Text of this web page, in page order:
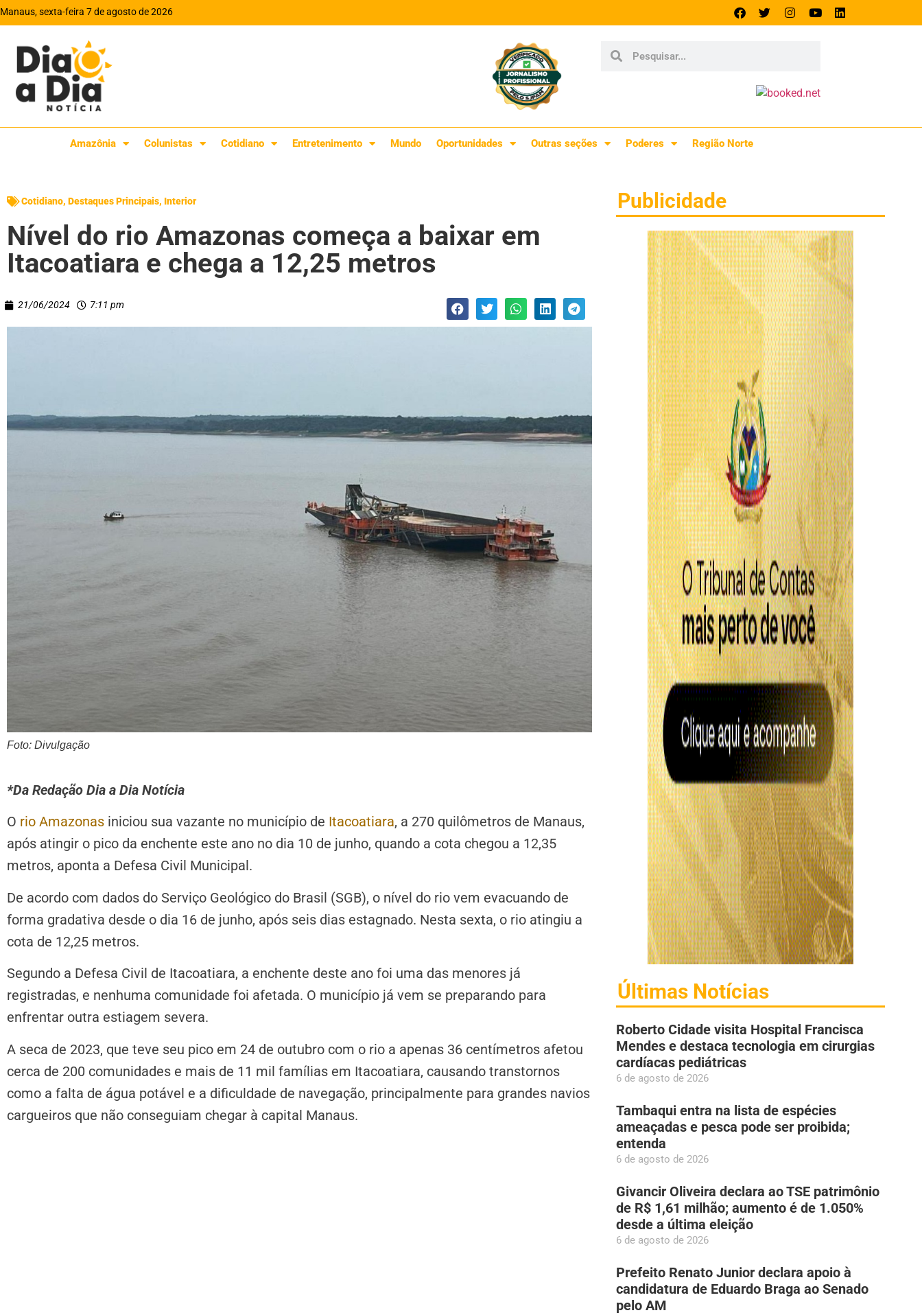
Manaus, sexta-feira 7 de agosto de 2026
Amazônia Colunistas Cotidiano Entretenimento Mundo Oportunidades Outras seções Poderes Região Norte
Cotidiano, Destaques Principais, Interior
Nível do rio Amazonas começa a baixar em
Itacoatiara e chega a 12,25 metros
21/06/2024 7:11 pm
Foto: Divulgação
*Da Redação Dia a Dia Notícia
O rio Amazonas iniciou sua vazante no município de Itacoatiara, a 270 quilômetros de Manaus,
após atingir o pico da enchente este ano no dia 10 de junho, quando a cota chegou a 12,35
metros, aponta a Defesa Civil Municipal.
De acordo com dados do Serviço Geológico do Brasil (SGB), o nível do rio vem evacuando de
forma gradativa desde o dia 16 de junho, após seis dias estagnado. Nesta sexta, o rio atingiu a
cota de 12,25 metros.
Segundo a Defesa Civil de Itacoatiara, a enchente deste ano foi uma das menores já
registradas, e nenhuma comunidade foi afetada. O município já vem se preparando para
enfrentar outra estiagem severa.
A seca de 2023, que teve seu pico em 24 de outubro com o rio a apenas 36 centímetros afetou
cerca de 200 comunidades e mais de 11 mil famílias em Itacoatiara, causando transtornos
como a falta de água potável e a dificuldade de navegação, principalmente para grandes navios
cargueiros que não conseguiam chegar à capital Manaus.
Publicidade
Últimas Notícias
Roberto Cidade visita Hospital Francisca
Mendes e destaca tecnologia em cirurgias
cardíacas pediátricas
6 de agosto de 2026
Tambaqui entra na lista de espécies
ameaçadas e pesca pode ser proibida;
entenda
6 de agosto de 2026
Givancir Oliveira declara ao TSE patrimônio
de R$ 1,61 milhão; aumento é de 1.050%
desde a última eleição
6 de agosto de 2026
Prefeito Renato Junior declara apoio à
candidatura de Eduardo Braga ao Senado
pelo AM